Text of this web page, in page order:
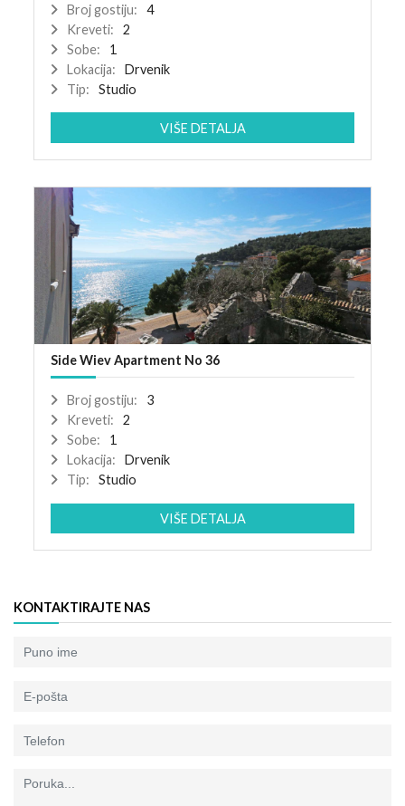
Broj gostiju:
4
Kreveti:
2
Sobe:
1
Lokacija:
Drvenik
Tip:
Studio
VIŠE DETALJA
Side Wiev Apartment No 36
Broj gostiju:
3
Kreveti:
2
Sobe:
1
Lokacija:
Drvenik
Tip:
Studio
VIŠE DETALJA
KONTAKTIRAJTE NAS